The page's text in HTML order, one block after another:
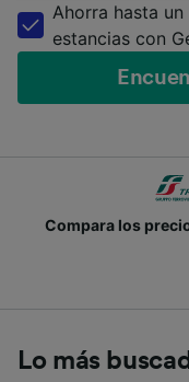
Ahorra hasta un
estancias con
Compara los precios
Lo más